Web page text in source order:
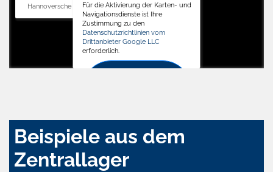
Hannoversche Str. 34, 31688 Nienstädt
Für die Aktivierung der Karten- und
Navigationsdienste ist Ihre
Zustimmung zu den
Datenschutzrichtlinien vom
Drittanbieter Google LLC
erforderlich.
Beispiele aus dem
Zentrallager